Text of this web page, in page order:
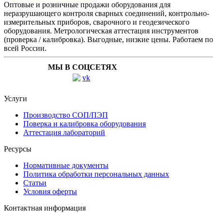
Оптовые и розничные продажи оборудования для
неразрушающего контроля сварных соединений, контрольно-
измерительных приборов, сварочного и геодезического
оборудования. Метрологическая аттестация инструментов
(проверка / калибровка). Выгодные, низкие цены. Работаем по
всей России.
МЫ В СОЦСЕТЯХ
Услуги
Производство СОП/ПЭП
Поверка и калибровка оборудования
Аттестация лабораторий
Ресурсы
Нормативные документы
Политика обработки персональных данных
Статьи
Условия оферты
Контактная информация